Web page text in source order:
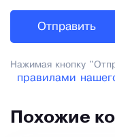
Нажимая кнопку
правилами
Похожие